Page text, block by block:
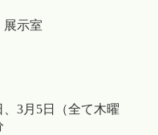
示室
、3月5日（全て木曜